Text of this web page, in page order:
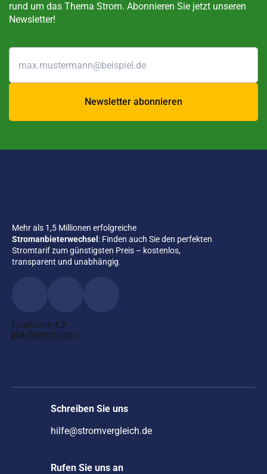
rund um das Thema Strom. Abonnieren Sie jetzt unseren
Newsletter!
Newsletter abonnieren
Mehr als 1,5 Millionen erfolgreiche
Stromanbieterwechsel : Finden auch Sie den perfekten
Stromtarif zum günstigsten Preis – kostenlos,
transparent und unabhängig.
Schreiben Sie uns
hilfe@stromvergleich.de
Rufen Sie uns an